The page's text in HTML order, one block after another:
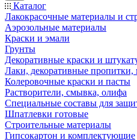
Каталог
Лакокрасочные материалы и
Аэрозольные материалы
Краски и эмали
Грунты
Декоративные краски и
Лаки, декоративные пропитки,
Колеровочные краски и пасты
Растворители, смывка, олифа
Специальные составы для
Шпатлевки готовые
Строительные материалы
Гипсокартон и комплектующие